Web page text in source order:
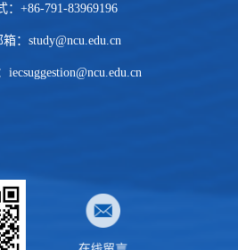
：+86-791-83969196
箱：study@ncu.edu.cn
iecsuggestion@ncu.edu.cn